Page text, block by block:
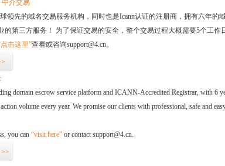
中介交易
领先的域名交易服务机构，同时也是Icann认证的注册商，拥有六年
的第三方服务！ 为了保证交易的安全，整个交易过程大概需要5个工作
点击这里”查看或咨询support@4.cn。
domain escrow service platform and ICANN-Accredited Registrar, with 6
volume every year. We promise our clients with professional, safe and
you can “visit here” or contact support@4.cn.
>>